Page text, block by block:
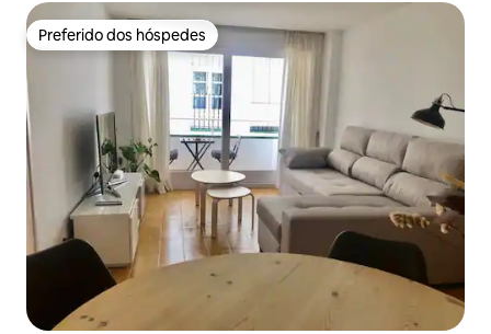
Preferido dos hóspedes
Preferido dos hóspedes